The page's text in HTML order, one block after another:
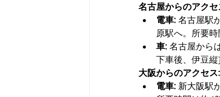
名古屋からのアクセ
電車: 名古屋駅
原駅へ。所要
車: 名古屋から
下車後、伊豆
大阪からのアクセス:
電車: 新大阪駅